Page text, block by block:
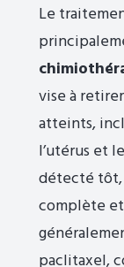
Le
vise à
atteints,
l’utérus et
détecté
complète
paclitaxel,